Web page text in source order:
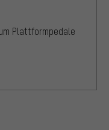
Plattformpedale